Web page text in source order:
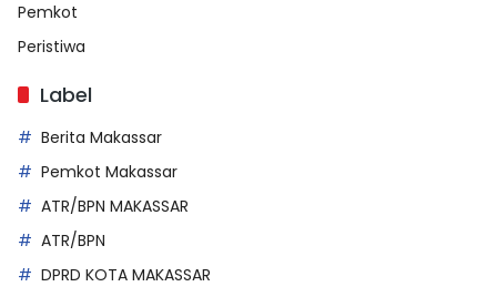
Pemkot
Peristiwa
Label
Berita Makassar
Pemkot Makassar
ATR/BPN MAKASSAR
ATR/BPN
DPRD KOTA MAKASSAR